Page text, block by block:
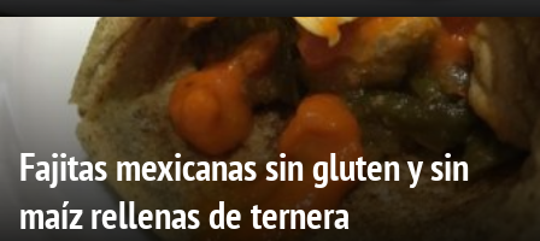
Fajitas mexicanas sin gluten y sin
maíz rellenas de ternera